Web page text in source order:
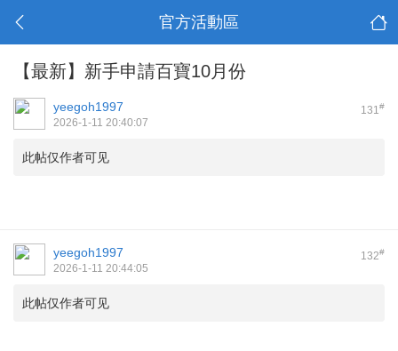
官方活動區
【最新】新手申請百寶10月份
131#
yeegoh1997
2026-1-11 20:40:07
此帖仅作者可见
132#
yeegoh1997
2026-1-11 20:44:05
此帖仅作者可见